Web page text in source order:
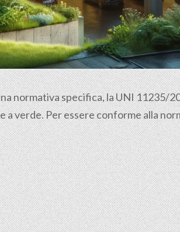
normativa specifica, la UNI 11235/
verde. Per essere conforme alla